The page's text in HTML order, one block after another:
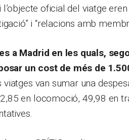
oficial del viatge
i “relacions amb
a Madrid en les quals,
un cost de més de
viatges van sumar una
en locomoció, 49,98 en